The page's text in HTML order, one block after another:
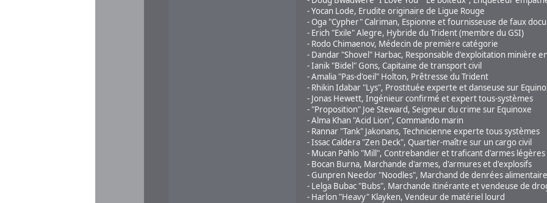
- Yocan Lode, Erudite originaire de Ligue Rouge
- Oga "Cypher" Calriman, Espionne et fournisseuse de faux
- Erich "Exile" Alegre, Hybride du Trident (membre du GSI)
- Rodo Chimaenov, Médecin de première catégorie
- Dandar "Shovel" Harbac, Responsable d'exploitation minière
- Ianik "Bidel" Gons, Capitaine de transport civil
- Amalia "Pas-d'oeil" Holton, Prêtresse du Trident
- Rhikin Idabar "Lys", Prostituée experte et danseuse sur
- Jonas Hewett, Ingénieur confirmé et expert tous-systèmes
- "Proposition" Joe Steward, Seigneur du crime sur Equinoxe
- Alma Khan "Acid Lion", Commando marin
- Rannar "Tank" Jakonans, Technicienne experte tous systèmes
- Issac Caldera "Zen Deck", Quartier-maître sur un cargo civil
- Mucan Pahlo "Mill", Contrebandier et traficant d'armes légères
- Bocan Burna, Marchande d'armes, d'armures et d'explosifs
- Gunpren Needor "Noodles", Marchand de denrées
- Lelga Bubac "Bubs", Marchande itinérante et vendeuse de
- Harlon "Heavy" Klayken, Vendeur de matériel lourd